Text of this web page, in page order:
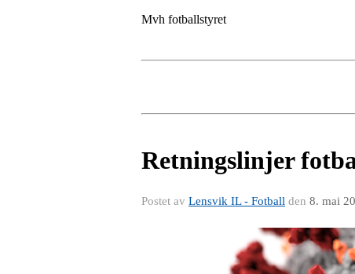
Mvh fotballstyret
Retningslinjer
Postet av Lensvik IL - Fotball den 8. mai